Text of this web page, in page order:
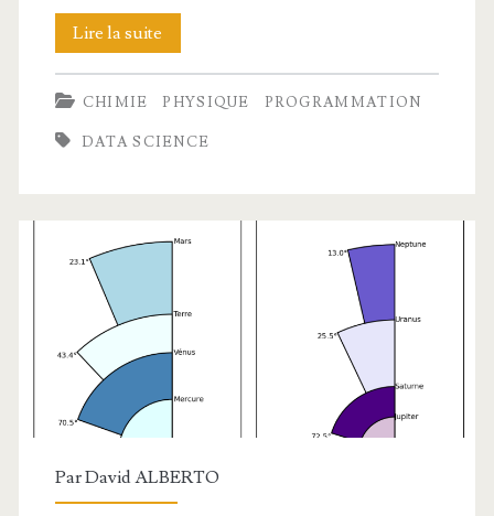
Lire la suite
polynômiales
(et
autres)
CHIMIE PHYSIQUE PROGRAMMATION
DATA SCIENCE
ParDavid ALBERTO